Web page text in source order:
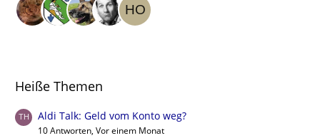
Heiße Themen
Aldi Talk: Geld vom Konto weg?
10 Antworten, Vor einem Monat